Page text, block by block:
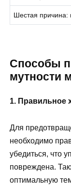
Шестая причина:
Способы
мутности
1. Правильное
Для
необходимо
убедиться, что
повреждена.
оптимальную